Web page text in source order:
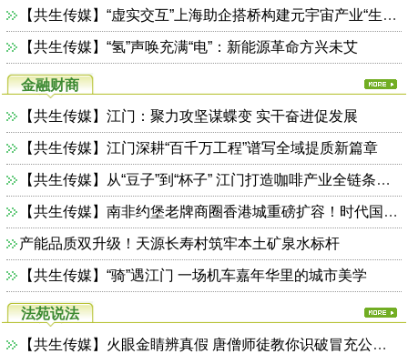
【共生传媒】“虚实交互”上海助企搭桥构建元宇宙产业“生态圈”
【共生传媒】“氢”声唤充满“电”：新能源革命方兴未艾
金融财商
【共生传媒】江门：聚力攻坚谋蝶变 实干奋进促发展
【共生传媒】江门深耕“百千万工程”谱写全域提质新篇章
【共生传媒】从“豆子”到“杯子” 江门打造咖啡产业全链条体系
【共生传媒】南非约堡老牌商圈香港城重磅扩容！时代国际商贸广场落地 创新零批一体模式激活南共体跨境商贸 拉动南非本土就业！
产能品质双升级！天源长寿村筑牢本土矿泉水标杆
【共生传媒】“骑”遇江门 一场机车嘉年华里的城市美学
法苑说法
【共生传媒】火眼金睛辨真假 唐僧师徒教你识破冒充公检法诈骗